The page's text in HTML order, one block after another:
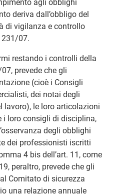
agli obblighi
deriva dall’obbligo del
di vigilanza e controllo
231/07.
restando i controlli della
prevede che gli
(cioè i Consigli
dei notai degli
lavoro), le loro articolazioni
loro consigli di disciplina,
degli obblighi
dei professionisti iscritti
4 bis dell’art. 11, come
peraltro, prevede che gli
Comitato di sicurezza
una relazione annuale